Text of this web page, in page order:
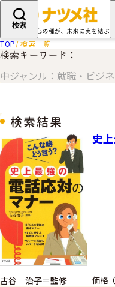
検索
TOP 検索一覧
検索キーワード：
中ジャンル：就職・ビジ
検索結果
史
古谷 治子＝監修 価格